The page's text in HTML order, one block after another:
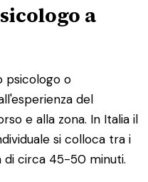
a
psicologo o
del
e alla zona. In Italia il
si colloca tra i
di circa 45-50 minuti.